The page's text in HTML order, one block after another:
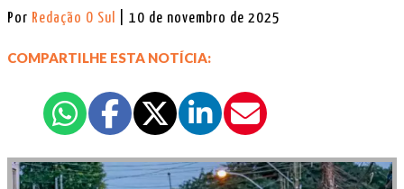
Por Redação O Sul | 10 de novembro de 2025
COMPARTILHE ESTA NOTÍCIA: